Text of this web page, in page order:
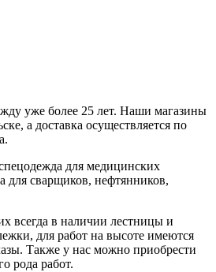
уже более 25 лет. Наши магазины
а доставка осуществляется по
для медицинских
для сварщиков, нефтянников,
всегда в наличии лестницы и
для работ на высоте имеются
Также у нас можно приобрести
рода работ.